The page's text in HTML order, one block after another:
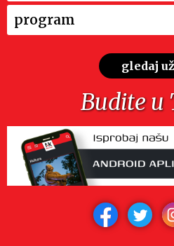
program
gledaj
Budite u